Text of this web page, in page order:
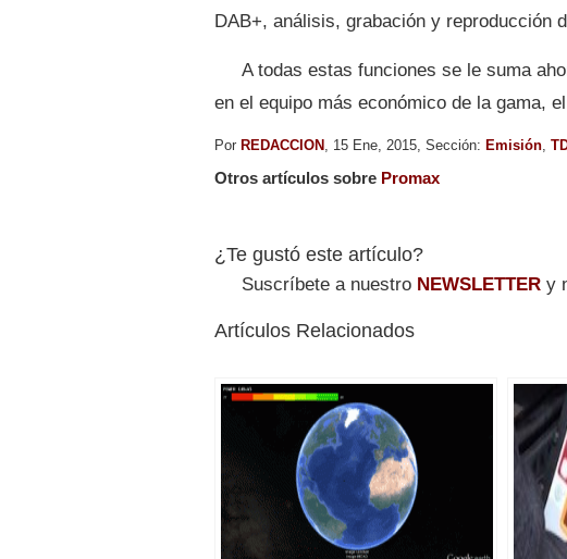
DAB+, análisis, grabación y reproducción
A todas estas funciones se le suma
en el equipo más económico de la gama,
Por REDACCION , 15 Ene, 2015, Sección: Emisión
Otros artículos sobre Promax
¿Te gustó este artículo?
Suscríbete a nuestro NEWSLETTER y
Artículos Relacionados